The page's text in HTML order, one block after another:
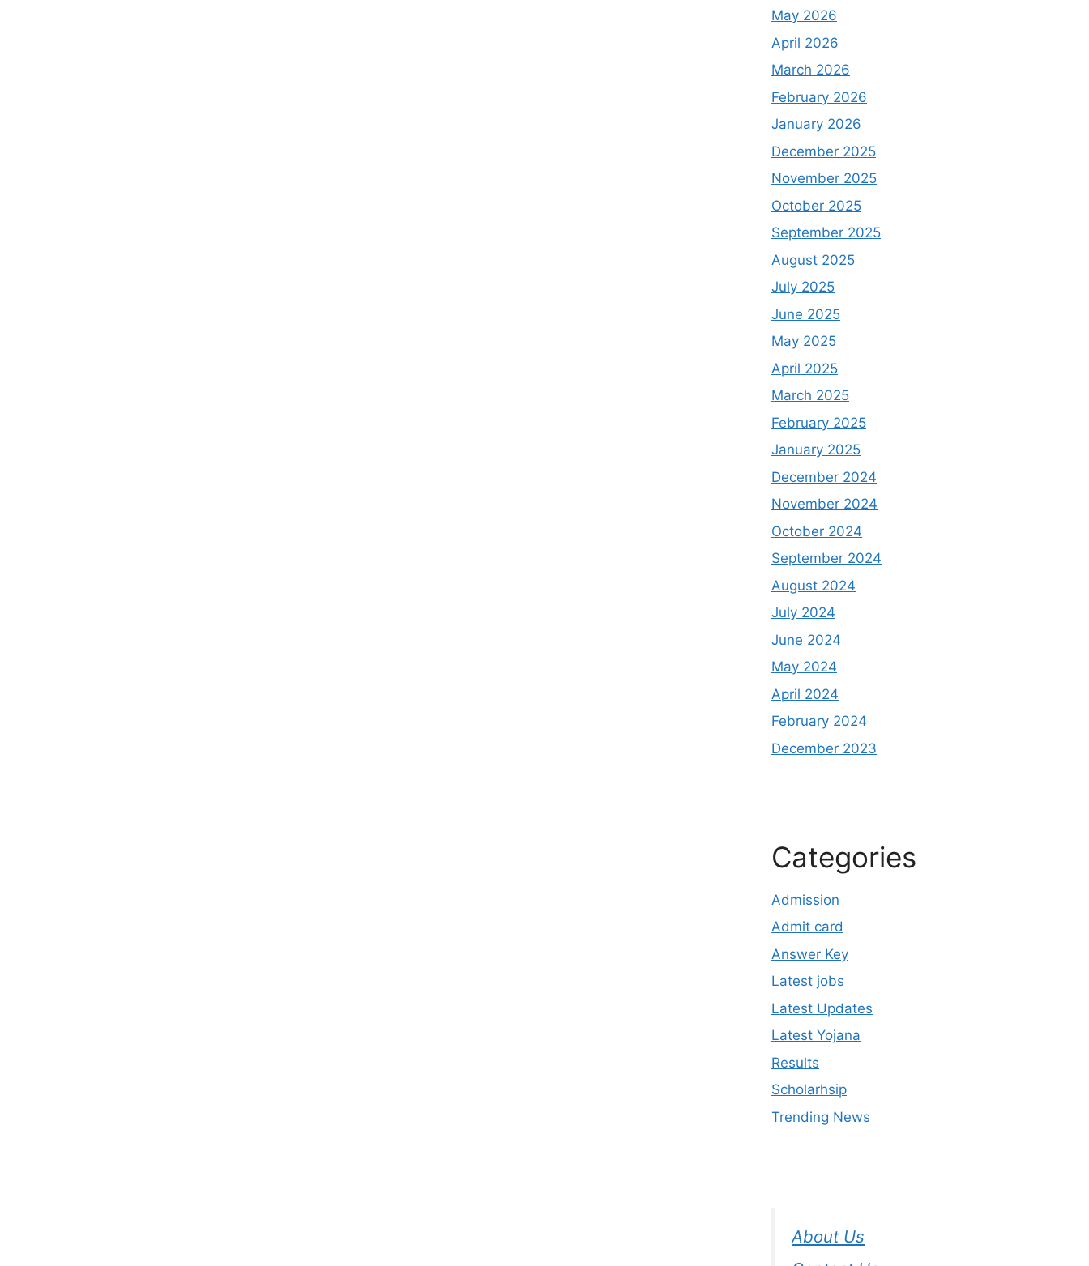
May 2026
April 2026
March 2026
February 2026
January 2026
December 2025
November 2025
October 2025
September 2025
August 2025
July 2025
June 2025
May 2025
April 2025
March 2025
February 2025
January 2025
December 2024
November 2024
October 2024
September 2024
August 2024
July 2024
June 2024
May 2024
April 2024
February 2024
December 2023
Categories
Admission
Admit card
Answer Key
Latest jobs
Latest Updates
Latest Yojana
Results
Scholarhsip
Trending News
About Us